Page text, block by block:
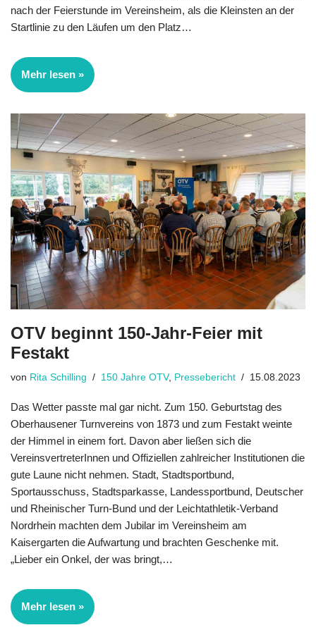
nach der Feierstunde im Vereins­heim, als die Kleinsten an der
Startlinie zu den Läufen um den Platz…
Mehr lesen »
OTV beginnt 150-Jahr-Feier mit
Festakt
von Rita Schilling 150 Jahre OTV, Pressebericht 15.08.2023
Das Wetter passte mal gar nicht. Zum 150. Geburtstag des
Oberhausener Turn­vereins von 1873 und zum Festakt weinte
der Himmel in einem fort. Davon aber ließen sich die
VereinsvertreterInnen und Offiziellen zahlreicher Institutionen die
gute Laune nicht nehmen. Stadt, Stadtsportbund,
Sportausschuss, Stadtsparkasse, Landessportbund, Deutscher
und Rheinischer Turn-Bund und der Leichtathletik-Verband
Nordrhein machten dem Jubilar im Vereinsheim am
Kaisergarten die Auf­wartung und brachten Geschenke mit.
„Lieber ein Onkel, der was bringt,…
Mehr lesen »